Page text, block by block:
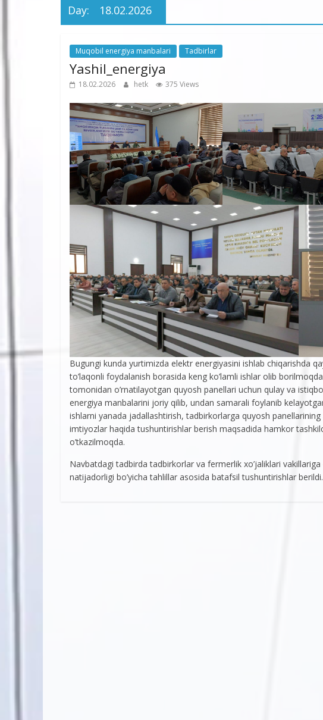
Day: 18.02.2026
Muqobil energiya manbalari Tadbirlar
Yashil_energiya
18.02.2026 hetk 375 Views
Bugungi kunda yurtimizda elektr energiyasini ishlab chiqarishda
to’laqonli foydalanish borasida keng ko’lamli ishlar olib
tomonidan o’rnatilayotgan quyosh panellari uchun qulay va
energiya manbalarini joriy qilib, undan samarali foylanib
ishlarni yanada jadallashtirish, tadbirkorlarga quyosh
imtiyozlar haqida tushuntirishlar berish maqsadida hamkor
o’tkazilmoqda.
Navbatdagi tadbirda tadbirkorlar va fermerlik xo’jaliklari
natijadorligi bo’yicha tahlillar asosida batafsil tushuntirishlar berildi.